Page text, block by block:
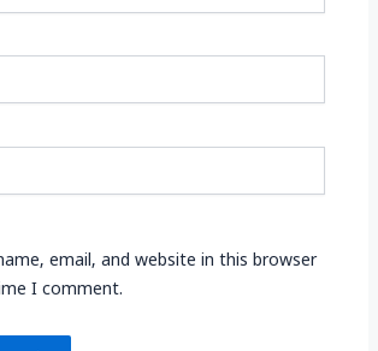
email, and website in this browser
I comment.